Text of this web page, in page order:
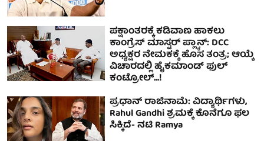
ಪಕ್ಷಾಂತರಕ್ಕೆ ಕಡಿವಾಣ ಹಾಕಲು
ಕಾಂಗ್ರೆಸ್ ಮಾಸ್ಟರ್ ಪ್ಲ್ಯಾನ್: DCC
ಅಧ್ಯಕ್ಷರ ನೇಮಕಕ್ಕೆ ಹೊಸ ತಂತ್ರ; ಆಯ್ಕೆ
ವಿಚಾರದಲ್ಲಿ ಹೈಕಮಾಂಡ್ ಫುಲ್
ಕಂಟ್ರೋಲ್...!
ಪ್ರಧಾನ್ ರಾಜಿನಾಮೆ: ವಿದ್ಯಾರ್ಥಿಗಳು,
Rahul Gandhi ಶ್ರಮಕ್ಕೆ ಕೊನೆಗೂ ಫಲ
ಸಿಕ್ಕಿದೆ- ನಟಿ Ramya